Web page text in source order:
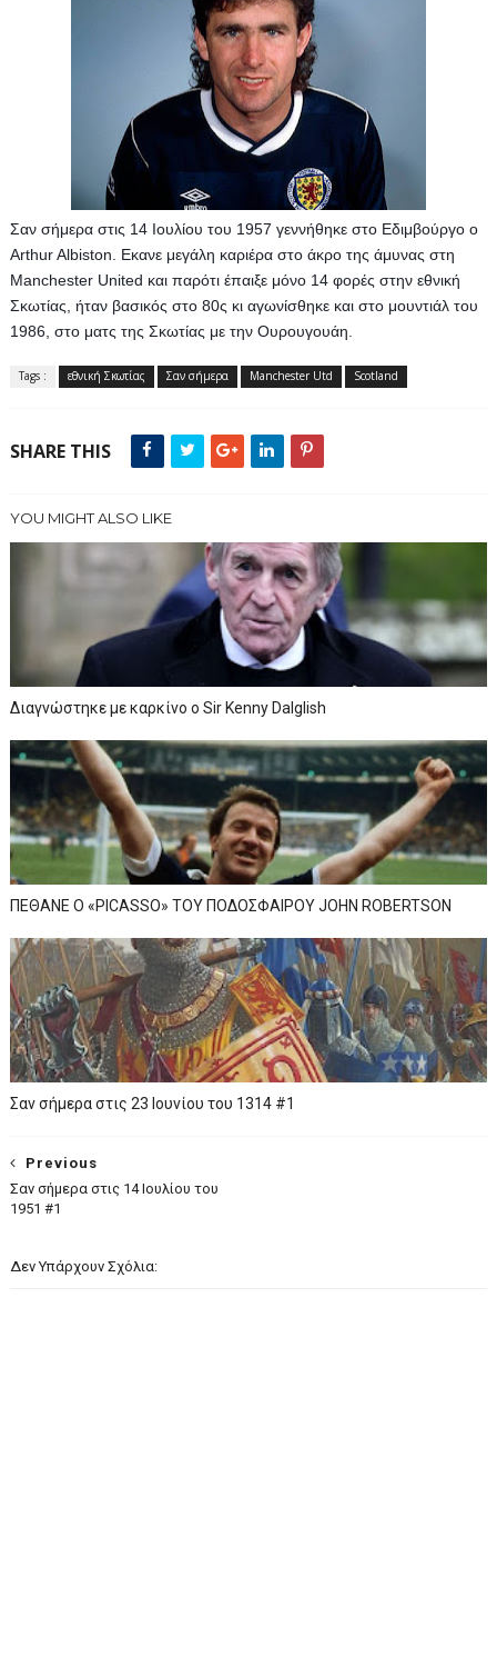
Σαν σήμερα στις 14 Ιουλίου του 1957 γεννήθηκε στο Εδιμβούργο ο
Arthur Albiston. Eκανε μεγάλη καριέρα στο άκρο της άμυνας στη
Manchester United και παρότι έπαιξε μόνο 14 φορές στην εθνική
Σκωτίας, ήταν βασικός στο 80ς κι αγωνίσθηκε και στο μουντιάλ του
1986, στο ματς της Σκωτίας με την Ουρουγουάη.
Tags : εθνική Σκωτίας Σαν σήμερα Manchester Utd Scotland
SHARE THIS
YOU MIGHT ALSO LIKE
Διαγνώστηκε με καρκίνο ο Sir Kenny Dalglish
ΠΕΘΑΝΕ Ο «PICASSO» TOY ΠΟΔΟΣΦΑΙΡΟΥ JOHN ROBERTSON
Σαν σήμερα στις 23 Ιουνίου του 1314 #1
Previous
Σαν σήμερα στις 14 Ιουλίου του
1951 #1
Δεν Υπάρχουν Σχόλια: